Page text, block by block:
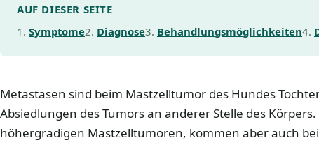
AUF DIESER SEITE
Symptome
Diagnose Behandlungsmöglichkeiten
Metastasen sind beim Mastzelltumor des Hundes
Absiedlungen des Tumors an anderer Stelle des
höhergradigen Mastzelltumoren, kommen aber auch